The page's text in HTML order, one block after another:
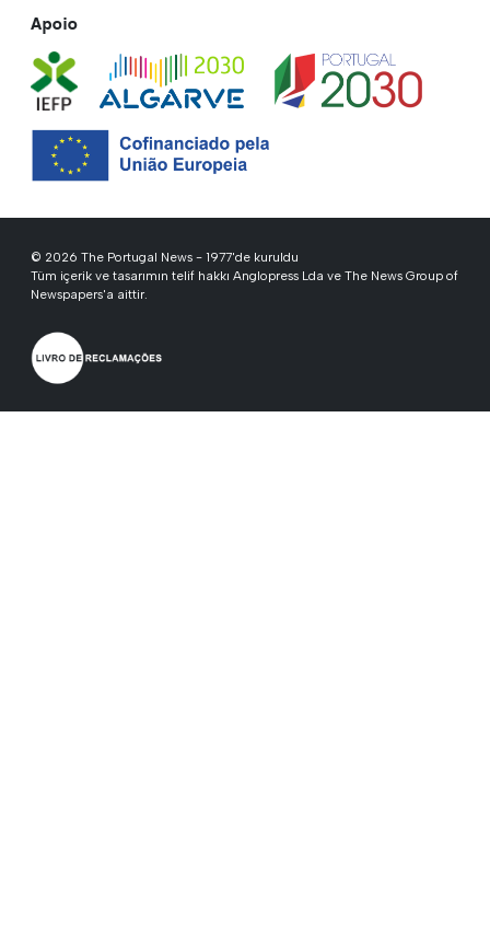
Apoio
© 2026 The Portugal News - 1977'de kuruldu
Tüm içerik ve tasarımın telif hakkı Anglopress Lda ve The News Group of
Newspapers'a aittir.